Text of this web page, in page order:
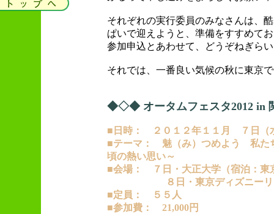
それぞれの実行委員のみなさんは、
ぱいで迎えようと、準備をすすめて
参加申込とあわせて、どうぞねぎら
それでは、一番良い気候の秋に東京
◆◇◆ オータムフェスタ2012
■日時： ２０１２年１１月 ７日（
■テーマ： 魅（み）つめよう 私た
頃の熱い思い～
■会場： ７日・大正大学（宿泊：
８日・東京ディズニーリゾー
■定員： ５５人
■参加費： 21,000円